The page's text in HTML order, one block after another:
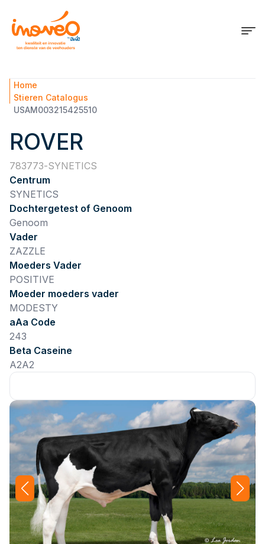
Home
Stieren Catalogus
USAM003215425510
ROVER
783773 SYNETICS
Centrum
SYNETICS
Dochtergetest of Genoom
Genoom
Vader
ZAZZLE
Moeders Vader
POSITIVE
Moeder moeders vader
MODESTY
aAa Code
243
Beta Caseine
A2A2